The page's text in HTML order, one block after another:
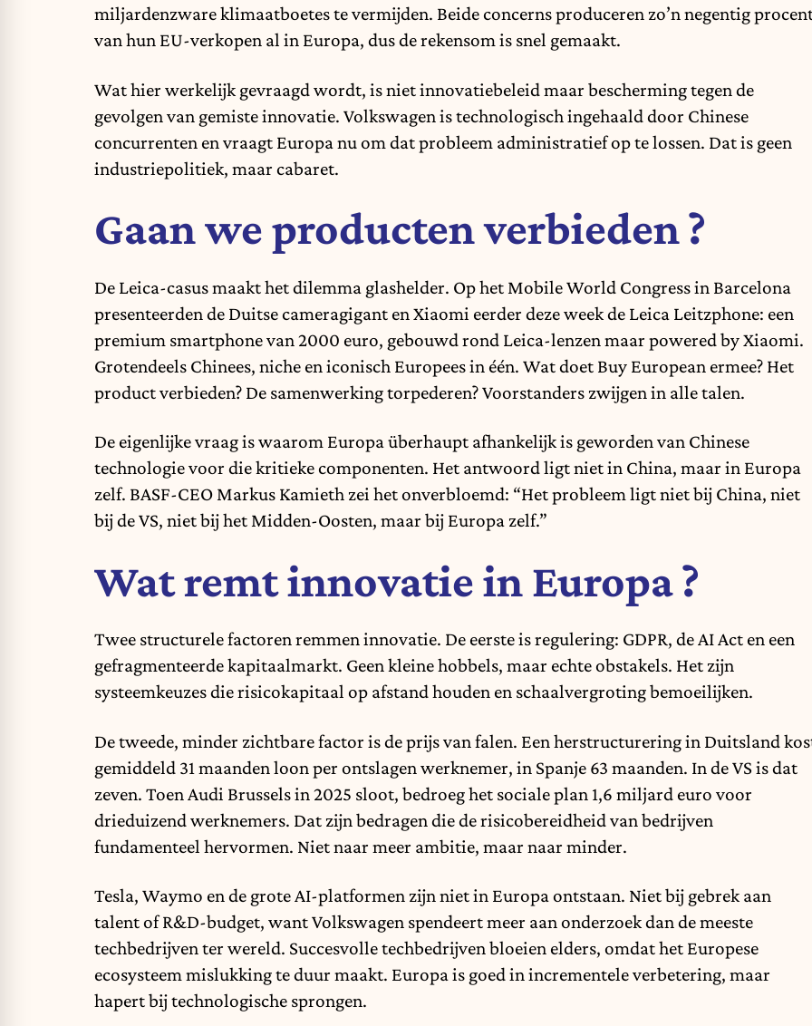
miljardenzware klimaatboetes te vermijden. Beide concerns produceren zo’n negentig
van hun EU-verkopen al in Europa, dus de rekensom is snel gemaakt.
Wat hier werkelijk gevraagd wordt, is niet innovatiebeleid maar bescherming tegen de
gevolgen van gemiste innovatie. Volkswagen is technologisch ingehaald door Chinese
concurrenten en vraagt Europa nu om dat probleem administratief op te lossen. Dat is geen
industriepolitiek, maar cabaret.
Gaan we producten verbieden ?
De Leica-casus maakt het dilemma glashelder. Op het Mobile World Congress in Barcelona
presenteerden de Duitse cameragigant en Xiaomi eerder deze week de Leica Leitzphone: een
premium smartphone van 2000 euro, gebouwd rond Leica-lenzen maar powered by Xiaomi.
Grotendeels Chinees, niche en iconisch Europees in één. Wat doet Buy European ermee? Het
product verbieden? De samenwerking torpederen? Voorstanders zwijgen in alle talen.
De eigenlijke vraag is waarom Europa überhaupt afhankelijk is geworden van Chinese
technologie voor die kritieke componenten. Het antwoord ligt niet in China, maar in Europa
zelf. BASF-CEO Markus Kamieth zei het onverbloemd: “Het probleem ligt niet bij China, niet
bij de VS, niet bij het Midden-Oosten, maar bij Europa zelf.”
Wat remt innovatie in Europa ?
Twee structurele factoren remmen innovatie. De eerste is regulering: GDPR, de AI Act en een
gefragmenteerde kapitaalmarkt. Geen kleine hobbels, maar echte obstakels. Het zijn
systeemkeuzes die risicokapitaal op afstand houden en schaalvergroting bemoeilijken.
De tweede, minder zichtbare factor is de prijs van falen. Een herstructurering in Duitsland
gemiddeld 31 maanden loon per ontslagen werknemer, in Spanje 63 maanden. In de VS is dat
zeven. Toen Audi Brussels in 2025 sloot, bedroeg het sociale plan 1,6 miljard euro voor
drieduizend werknemers. Dat zijn bedragen die de risicobereidheid van bedrijven
fundamenteel hervormen. Niet naar meer ambitie, maar naar minder.
Tesla, Waymo en de grote AI-platformen zijn niet in Europa ontstaan. Niet bij gebrek aan
talent of R&D-budget, want Volkswagen spendeert meer aan onderzoek dan de meeste
techbedrijven ter wereld. Succesvolle techbedrijven bloeien elders, omdat het Europese
ecosysteem mislukking te duur maakt. Europa is goed in incrementele verbetering, maar
hapert bij technologische sprongen.